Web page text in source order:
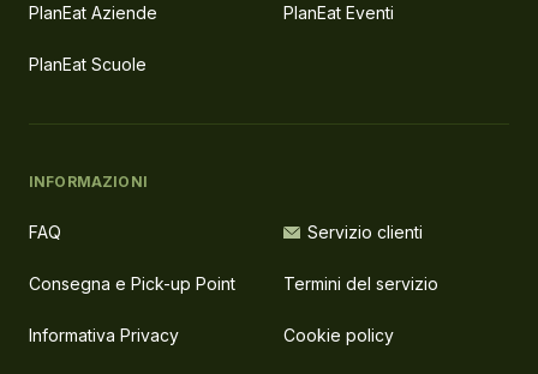
PlanEat Aziende PlanEat Eventi
PlanEat Scuole
INFORMAZIONI
FAQ Servizio clienti
Consegna e Pick-up Point Termini del servizio
Informativa Privacy Cookie policy